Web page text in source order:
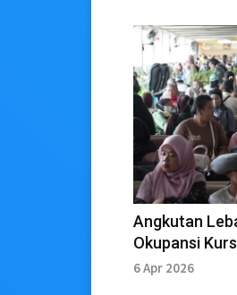
Angkutan
Okupansi
Melampui
6 Apr 2026